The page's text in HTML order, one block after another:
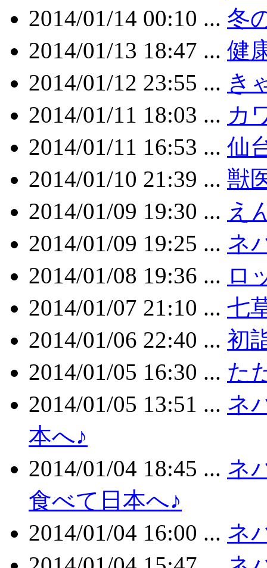
2014/01/14 00:10 ... 冬
2014/01/13 18:47 ... 健
2014/01/12 23:55 ... き
2014/01/11 18:03 ... カ
2014/01/11 16:53 ... 仙
2014/01/10 21:39 ... 獣
2014/01/09 19:30 ... え
2014/01/09 19:25 ... ネ
2014/01/08 19:36 ... ロ
2014/01/07 21:10 ... 七
2014/01/06 22:40 ... 初
2014/01/05 16:30 ... た
2014/01/05 13:51 ... ネ
本へ♪
2014/01/04 18:45 ... ネ
食べて日本へ♪
2014/01/04 16:00 ... ネ